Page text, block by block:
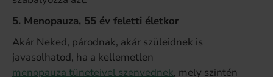
5. Menopauza, 55 év feletti életkor
Akár Neked, párodnak, akár szüleidnek is
javasolhatod, ha a kellemetlen
menopauza tüneteivel szenvednek, mely szintén